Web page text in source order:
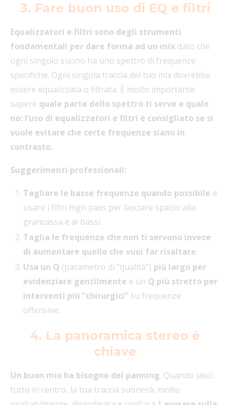
3. Fare buon uso di EQ e filtri
Equalizzatori e filtri sono degli strumenti
fondamentali per dare forma ad un mix dato che
ogni singolo suono ha uno spettro di frequenze
specifiche. Ogni singola traccia del tuo mix dovrebbe
essere equalizzata o filtrata. È molto importante
sapere quale parte dello spettro ti serve e quale
no: l’uso di equalizzatori e filtri è consigliato se si
vuole evitare che certe frequenze siano in
contrasto.
Suggerimenti professionali:
Tagliare le basse frequenze quando possibile e
usare i filtri high pass per lasciare spazio alla
grancassa e ai bassi.
Taglia le frequenze che non ti servono invece
di aumentare quelle che vuoi far risaltare.
Usa un Q (parametro di “qualità”) più largo per
evidenziare gentilmente e un Q più stretto per
interventi più “chirurgici” su frequenze
offensive.
4. La panoramica stereo è
chiave
Un buon mix ha bisogno del panning. Quando lasci
tutto in centro, la tua traccia suonerà, molto